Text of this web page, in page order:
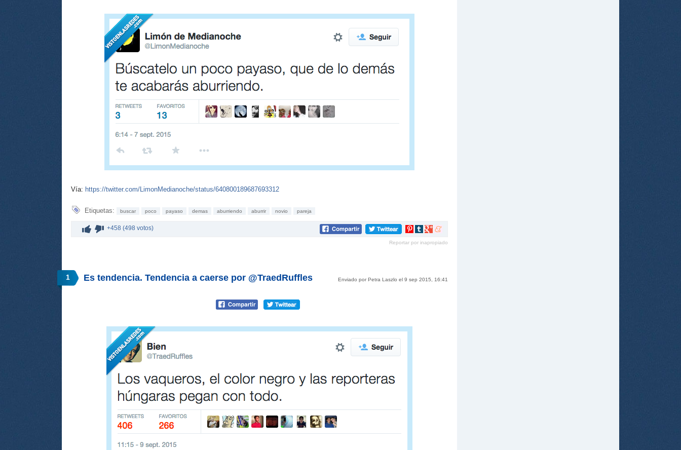
Vía: https://twitter.com/LimonMedianoche/status/640800189687693312
Etiquetas: buscar poco payaso demas aburriendo aburrir novio pareja
+458 (498 votos)
Compartir
Pinterest
Compartir
tumblr
Compartir
Google+
Compartir
meneame
Reportar por inapropiado
1 Enviado por Petra Laszlo el 9 sep 2015, 16:41
Es tendencia. Tendencia a caerse por @TraedRuffles